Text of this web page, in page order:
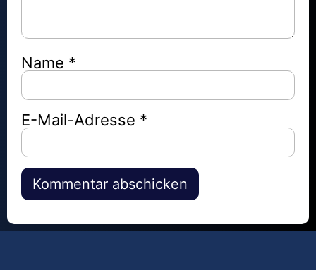
Name *
E-Mail-Adresse *
Alternative: